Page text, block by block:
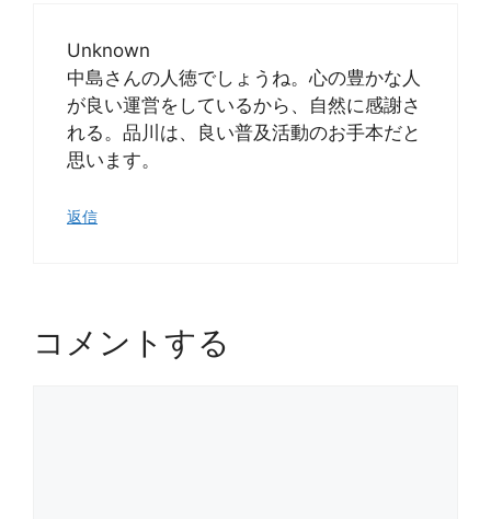
Unknown
中島さんの人徳でしょうね。心の豊かな人
が良い運営をしているから、自然に感謝さ
れる。品川は、良い普及活動のお手本だと
思います。
返信
コメントする